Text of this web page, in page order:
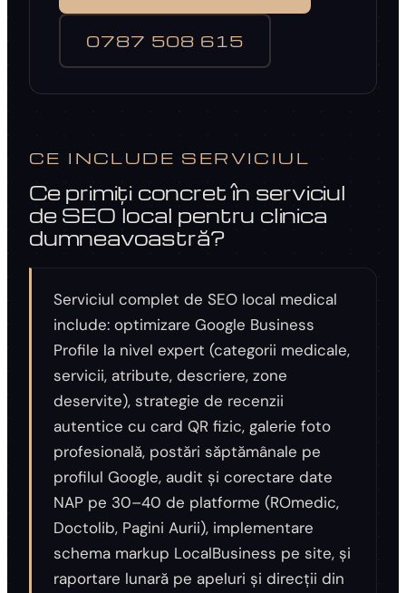
0787 508 615
CE INCLUDE SERVICIUL
Ce primiți concret în serviciul
de SEO local pentru clinica
dumneavoastră?
Serviciul complet de SEO local medical
include: optimizare Google Business
Profile la nivel expert (categorii medicale,
servicii, atribute, descriere, zone
deservite), strategie de recenzii
autentice cu card QR fizic, galerie foto
profesională, postări săptămânale pe
profilul Google, audit și corectare date
NAP pe 30–40 de platforme (ROmedic,
Doctolib, Pagini Aurii), implementare
schema markup LocalBusiness pe site, și
raportare lunară pe apeluri și direcții din